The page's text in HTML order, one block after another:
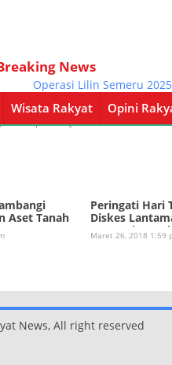
News
Operasi Lilin Semeru
Wisata Rakyat Opini
Opini Rakyat Pemerintahan
Aset Tanah
Peringati Hari
Diskes
Ceramah
Maret 26, 2018 1:59
News, All right reserved